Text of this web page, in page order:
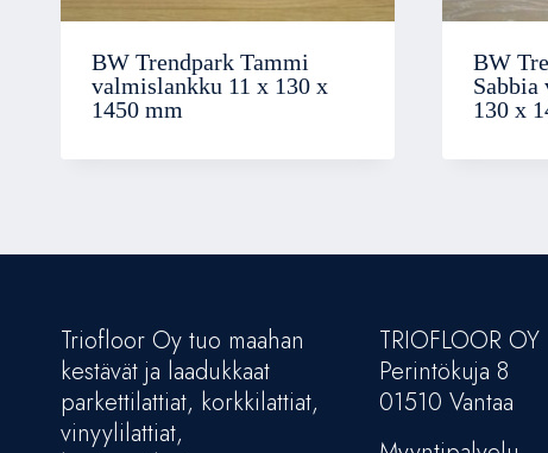
BW Trendpark Tammi
valmislankku 11 x 130 x
1450 mm
BW
130 x
Triofloor Oy tuo maahan
kestävät ja laadukkaat
parkettilattiat, korkkilattiat,
vinyylilattiat,
TRIOFLOOR OY
Perintökuja 8
01510 Vantaa